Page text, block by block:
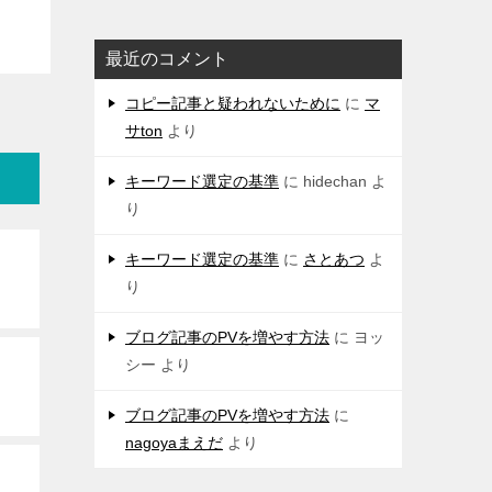
最近のコメント
コピー記事と疑われないために に マ
サton より
キーワード選定の基準 に hidechan よ
り
キーワード選定の基準 に さとあつ よ
り
ブログ記事のPVを増やす方法 に ヨッ
シー より
ブログ記事のPVを増やす方法 に
nagoyaまえだ より